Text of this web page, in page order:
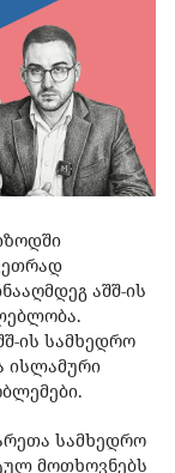
აშშ-ის
ის სამხედრო
ისლამური
სამხედრო
მოთხოვნებს